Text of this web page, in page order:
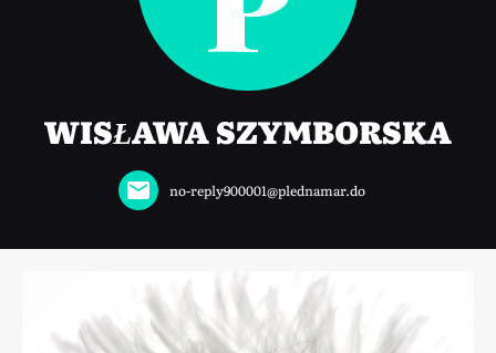
WISŁAWA SZYMBORSKA
no-reply900001@plednamar.do